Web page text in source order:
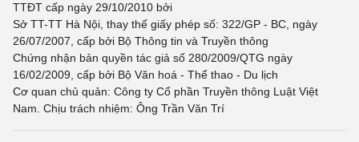
TTĐT cấp ngày 29/10/2010 bởi
Sở TT-TT Hà Nội, thay thế giấy phép số: 322/GP - BC, ngày
26/07/2007, cấp bởi Bộ Thông tin và Truyền thông
Chứng nhận bản quyền tác giả số 280/2009/QTG ngày
16/02/2009, cấp bởi Bộ Văn hoá - Thể thao - Du lịch
Cơ quan chủ quản: Công ty Cổ phần Truyền thông Luật Việt
Nam. Chịu trách nhiệm: Ông Trần Văn Trí